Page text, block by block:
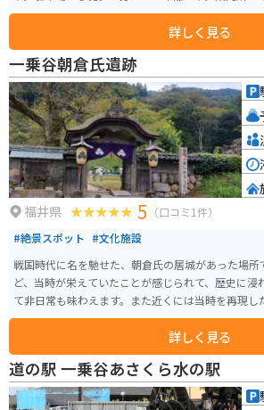
売っています。色々教えて頂けます。
詳しく見る
一乗谷朝倉氏遺跡
福井県 5 （口コミ1件）
#絶景スポット #文化施設
戦国時代に名を馳せた、朝倉氏の居城があった場
ど、当時が栄えていたことが感じられて、歴史に浸
て非日常も味わえます。また近くには当時を再現し
がいっぱいです。
詳しく見る
道の駅 一乗谷あさくら水の駅